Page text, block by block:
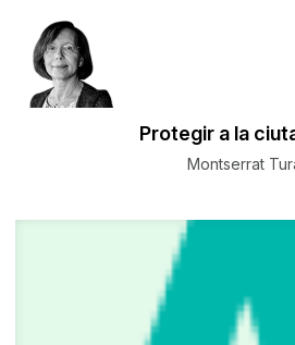
Protegir a la
Montserrat